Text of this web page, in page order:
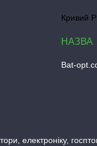
Кривий
Bat-
електроніку,